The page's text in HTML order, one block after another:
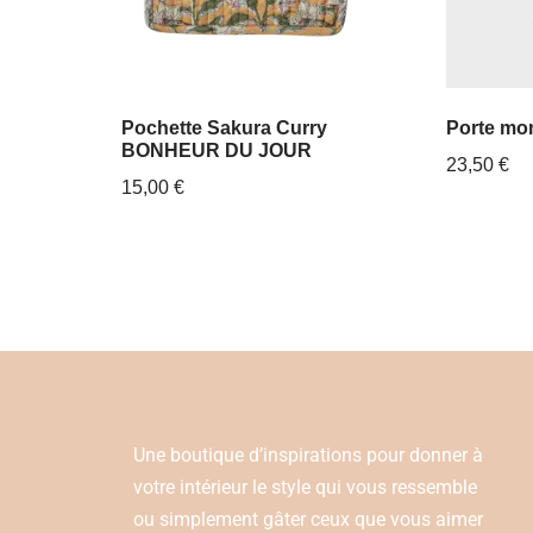
Pochette Sakura Curry
BONHEUR DU JOUR
15,00 €
Porte
23,50 €
Une boutique d’inspirations pour donner à
votre intérieur le style qui vous ressemble
ou simplement gâter ceux que vous aimer